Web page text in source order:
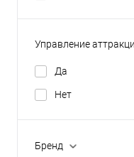
Управление
Да
Нет
Бренд